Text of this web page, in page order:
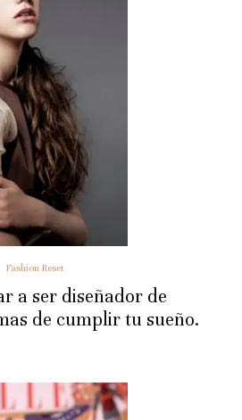
Fashion Reset
a ser diseñador de
de cumplir tu sueño.